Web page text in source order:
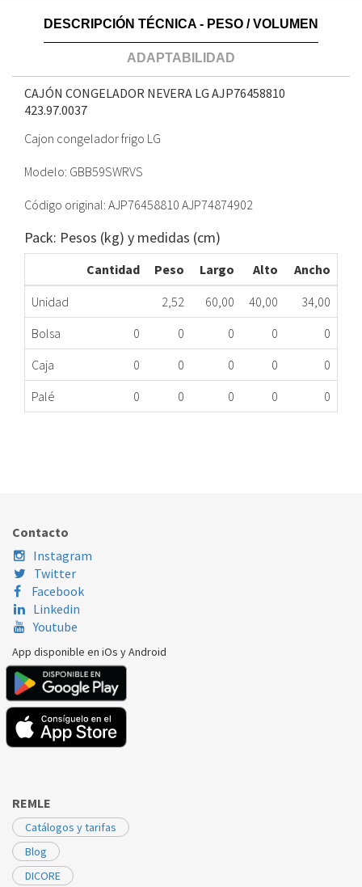
DESCRIPCIÓN TÉCNICA - PESO / VOLUMEN
ADAPTABILIDAD
CAJÓN CONGELADOR NEVERA LG AJP76458810
423.97.0037
Cajon congelador frigo LG
Modelo: GBB59SWRVS
Código original: AJP76458810 AJP74874902
Pack: Pesos (kg) y medidas (cm)
Cantidad Peso Largo Alto
Ancho
Unidad
2,52 60,00 40,00
34,00
Bolsa
0 0 0 0
0
Caja
0 0 0 0
0
Palé
0 0 0 0 0
Contacto
Instagram
Twitter
Facebook
Linkedin
Youtube
App disponible en iOs y Android
REMLE
Catálogos y tarifas
Blog
DICORE